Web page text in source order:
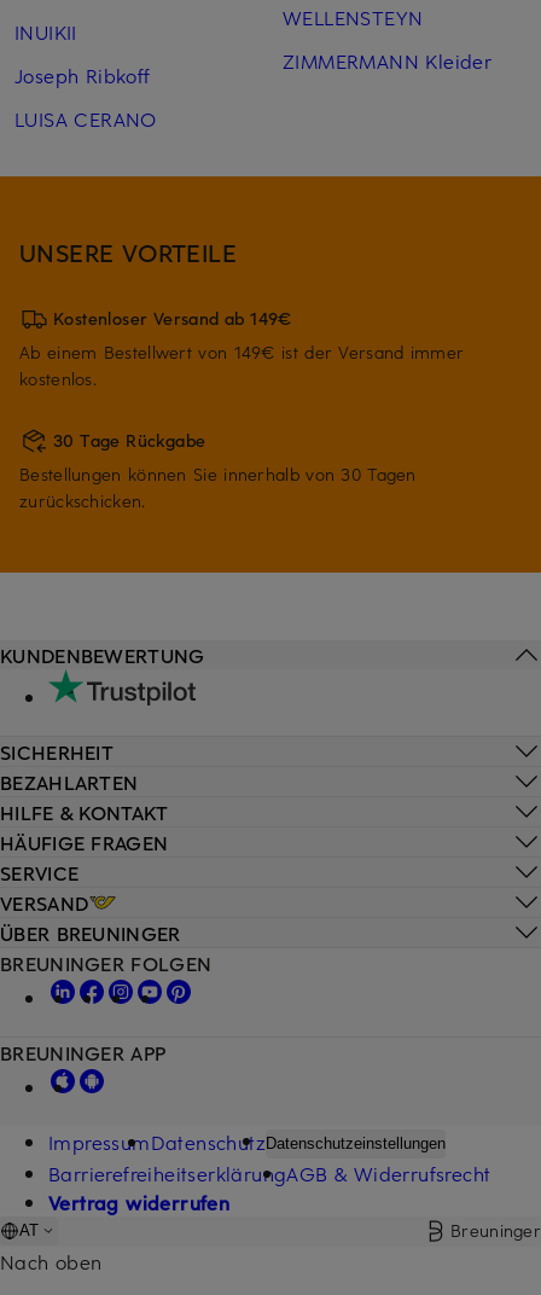
INUIKII
Joseph Ribkoff
LUISA CERANO
WELLENSTEYN
ZIMMERMANN Kleider
UNSERE VORTEILE
Kostenloser Versand ab 149€
Ab einem Bestellwert von 149€ ist der Versand immer
kostenlos.
30 Tage Rückgabe
Bestellungen können Sie innerhalb von 30 Tagen
zurückschicken.
HILFE & KONTAKT
HÄUFIGE FRAGEN
SERVICE
VERSAND
KUNDENBEWERTUNG
SICHERHEIT
BEZAHLARTEN
ÜBER BREUNINGER
BREUNINGER FOLGEN
BREUNINGER APP
ImpressumDatenschutz Datenschutzeinstellungen
BarrierefreiheitserklärungAGB & Widerrufsrecht
Vertrag widerrufen
AT Breuninger
Nach oben